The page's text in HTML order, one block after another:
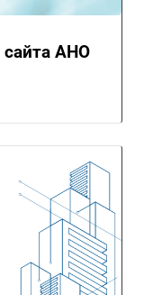
АНО